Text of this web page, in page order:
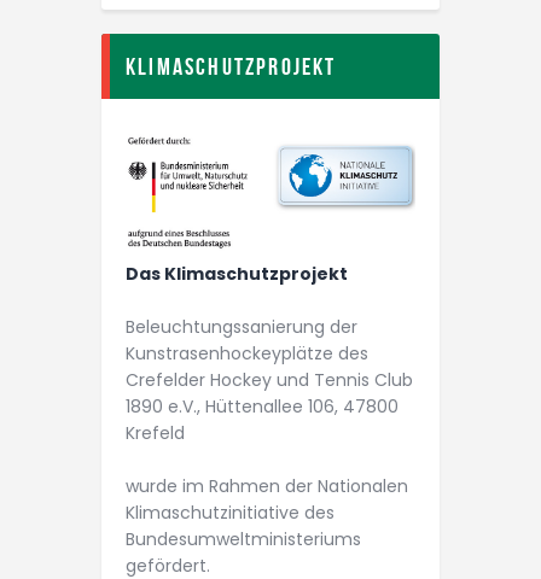
Klimaschutzprojekt
Das Klimaschutzprojekt
Beleuchtungs­­sanierung der
Kunstrasen­­hockey­plätze des
Crefelder Hockey und Tennis Club
1890 e.V., Hüttenallee 106, 47800
Krefeld
wurde im Rahmen der Nationalen
Klimaschutz­initiative des
Bundesumwelt­ministeriums
gefördert.